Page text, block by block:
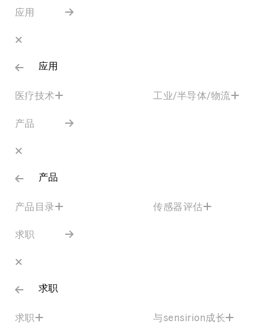
应用
应用
医疗技术 工业/半导体/物流
产品
产品
产品目录 传感器评估
求职
求职
求职 与sensirion成长